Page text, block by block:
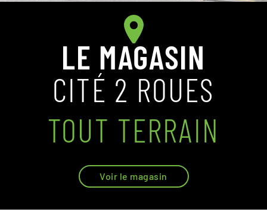
LE MAGASIN
CITÉ 2 ROUES
TOUT TERRAIN
Voir le magasin